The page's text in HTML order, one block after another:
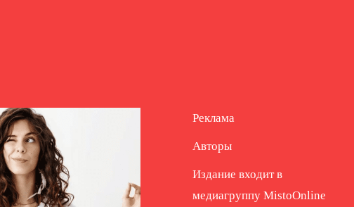
Реклама
Авторы
Издание входит в
медиагруппу MistoOnline